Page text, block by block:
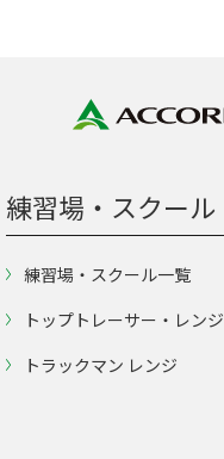
練習場・スクール
練習場・スクール一覧
トップトレーサー・レンジ
トラックマン レンジ